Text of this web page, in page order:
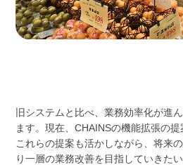
旧システムと比べ、業務効率化が進
ます。現在、CHAINSの機能拡張の提
これらの提案も活かしながら、将来
り一層の業務改善を目指していきた